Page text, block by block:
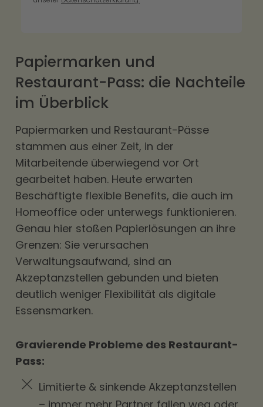
Papiermarken und
Restaurant-Pass: die Nachteile
im Überblick
Papiermarken und Restaurant-Pässe
stammen aus einer Zeit, in der
Mitarbeitende überwiegend vor Ort
gearbeitet haben. Heute erwarten
Beschäftigte flexible Benefits, die auch im
Homeoffice oder unterwegs funktionieren.
Genau hier stoßen Papierlösungen an ihre
Grenzen: Sie verursachen
Verwaltungsaufwand, sind an
Akzeptanzstellen gebunden und bieten
deutlich weniger Flexibilität als digitale
Essensmarken.
Gravierende Probleme des Restaurant-
Pass:
Limitierte & sinkende Akzeptanzstellen